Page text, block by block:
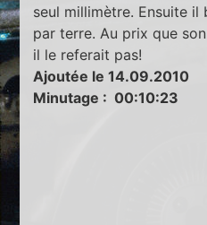
seul millimètre. Ensuite
par terre. Au prix que
il le referait pas!
Ajoutée le 14.09.2010
Minutage : 00:10:23